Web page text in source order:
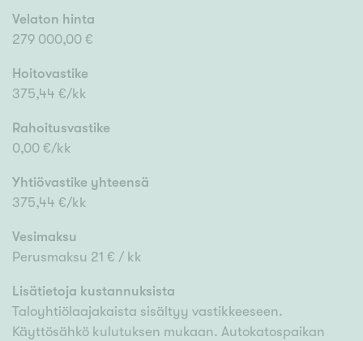
Velaton hinta
279 000,00 €
Hoitovastike
375,44 €/kk
Rahoitusvastike
0,00 €/kk
Yhtiövastike yhteensä
375,44 €/kk
Vesimaksu
Perusmaksu 21 € / kk
Lisätietoja kustannuksista
Taloyhtiölaajakaista sisältyy vastikkeeseen.
Käyttösähkö kulutuksen mukaan. Autokatospaikan